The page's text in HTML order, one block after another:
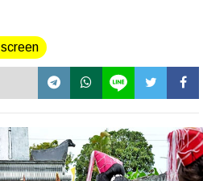
screen